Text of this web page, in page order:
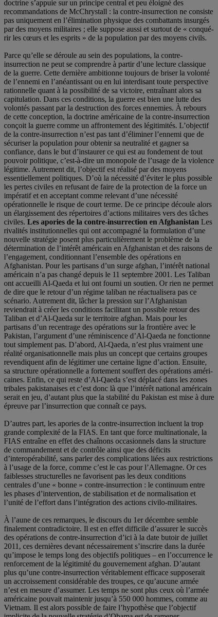
doctrine s’appuie sur un principe central et peu éloigné des
recommandations de McChrystall : la contre-insurrection ne consiste
pas uniquement en l’élimination physique des combattants insurgés
par des moyens militaires ; elle suppose aussi et surtout de « conqué-
rir les cœurs et les esprits » de la population par des moyens civils.
Parce qu’elle se déroule au sein des populations, la contre-
insurrection ne peut se comprendre à partir d’une lecture classique
de la guerre. Cette dernière ambitionne toujours de briser la volonté
de l’ennemi en l’anéantissant ou en lui interdisant toute perspective
rationnelle quant à la possibilité de sa victoire, entraînant alors sa
capitulation. Dans ces conditions, la guerre est bien une lutte des
volontés passant par la destruction des forces ennemies. À rebours
de cette conception, la doctrine américaine de la contre-insurrection
conçoit la guerre comme un affrontement des légitimités. L’objectif
de la contre-insurrection n’est pas tant d’éliminer l’ennemi que de
sécuriser la population pour obtenir sa neutralité et gagner sa
confiance, dans le but d’instaurer ce qui est au fondement de tout
pouvoir politique, c’est-à-dire un monopole de l’usage de la violence
légitime. Autrement dit, l’objectif est réalisé par des moyens
essentiellement politiques. D’où la nécessité d’éviter le plus possible
les pertes civiles en refusant de faire de la protection de la force un
impératif et en acceptant comme relevant d’une nécessité
opérationnelle le risque de court terme. De ce principe découle alors
un élargissement des répertoires d’actions militaires vers des tâches
civiles. Les apories de la contre-insurrection en Afghanistan Les
rivalités institutionnelles qui ont accompagné la formulation d’une
nouvelle stratégie posent plus particulièrement le problème de la
détermination de l’intérêt américain en Afghanistan et des raisons de
l’engagement, conditionnant l’ensemble des opérations en
Afghanistan. Pour les partisans d’un surge afghan, l’intérêt national
américain n’a pas changé depuis le 11 septembre 2001. Les Taliban
ont accueilli Al-Qaeda et lui ont fourni un soutien. Or rien ne permet
de dire que le retour d’un régime taliban ne réactualisera pas ce
scénario. Autrement dit, lâcher la pression sur l’Afghanistan
reviendrait à créer les conditions facilitant un possible retour des
Taliban et d’Al-Qaeda sur le territoire afghan. Mais pour les
partisans d’un recentrage des opérations sur la frontière avec le
Pakistan, l’argument d’une réminiscence d’Al-Qaeda ne fonctionne
tout simplement pas. D’abord, Al-Qaeda, n’est plus vraiment une
réalité organisationnelle mais plus un concept que certains groupes
revendiquent afin de légitimer une certaine ligne d’action. Ensuite,
sa structure opérationnelle a fortement souffert des opérations améri-
caines. Enfin, ce qui reste d’Al-Qaeda s’est déplacé dans les zones
tribales pakistanaises et c’est donc là que l’intérêt national américain
serait en jeu, d’autant plus que la stabilité du Pakistan est mise à dure
épreuve par l’insurrection que connaît ce pays.
D’autres part, les apories de la contre-insurrection incluent la trop
grande complexité de la FIAS. En tant que force multinationale, la
FIAS entraîne en effet des chaînons occasionnels dans la structure
de commandement et de contrôle ainsi que des déficits
d’interopérabilité, sans parler des complications liées aux restrictions
à l’usage de la force, comme c’est le cas pour l’Allemagne. Or ces
faiblesses structurelles ne favorisent pas les deux conditions
centrales d’une « bonne » contre-insurrection : le continuum entre
les phases d’intervention, de stabilisation et de normalisation et
l’unité de l’effort dans l’intégration des actions civilo-militaires.
À l’aune de ces remarques, le discours du 1er décembre semble
finalement contradictoire. Il est en effet difficile d’assurer le succès
des opérations de contre-insurrection d’ici à la date butoir de juillet
2011, ces dernières devant nécessairement s’inscrire dans la durée
qu’impose le temps long des objectifs politiques – en l’occurrence le
renforcement de la légitimité du gouvernement afghan. D’autant
plus qu’une contre-insurrection véritablement efficace supposerait
un accroissement considérable des troupes, ce qu’aucune armée
n’est en mesure d’assumer. Les temps ne sont plus ceux où l’armée
américaine pouvait maintenir jusqu’à 550 000 hommes, comme au
Vietnam. Il est alors possible de faire l’hypothèse que l’objectif